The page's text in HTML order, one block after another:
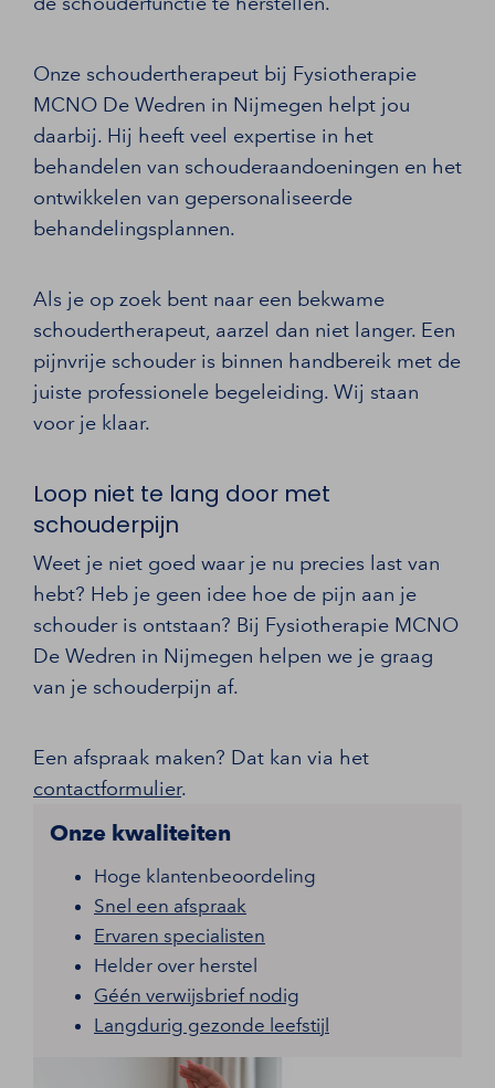
Onze schoudertherapeut bij Fysiotherapie
MCNO De Wedren in Nijmegen helpt jou
daarbij. Hij heeft veel expertise in het
behandelen van schouderaandoeningen en het
ontwikkelen van gepersonaliseerde
behandelingsplannen.
Als je op zoek bent naar een bekwame
schoudertherapeut, aarzel dan niet langer. Een
pijnvrije schouder is binnen handbereik met de
juiste professionele begeleiding. Wij staan
voor je klaar.
Loop niet te lang door met
schouderpijn
Weet je niet goed waar je nu precies last van
hebt? Heb je geen idee hoe de pijn aan je
schouder is ontstaan? Bij Fysiotherapie MCNO
De Wedren in Nijmegen helpen we je graag
van je schouderpijn af.
Een afspraak maken? Dat kan via het
contactformulier.
Onze kwaliteiten
Hoge klantenbeoordeling
Snel een afspraak
Ervaren specialisten
Helder over herstel
Géén verwijsbrief nodig
Langdurig gezonde leefstijl